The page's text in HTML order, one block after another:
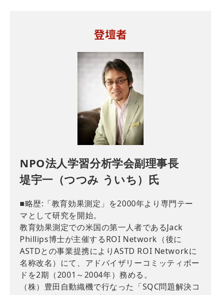
登壇者
NPO法人学習分析学会副理事長
堤宇一（つつみ ういち）氏
■略歴:「教育効果測定」を2000年より専門テー
マとして研究を開始。
教育効果測定での米国の第一人者であるJack
Phillips博士が主催するROI Network（後に
ASTDとの事業提携によりASTD ROI Networkに
名称改名）にて、アドバイザリーコミッティボー
ドを2期（2001～2004年）務める。
（株）豊田自動織機で行なった「SQC問題解決コ